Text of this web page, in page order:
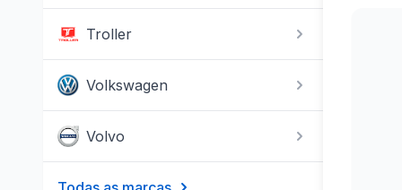
Troller
Volkswagen
Volvo